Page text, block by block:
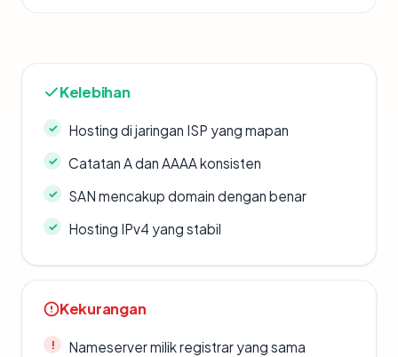
Kelebihan
Hosting di jaringan ISP yang mapan
Catatan A dan AAAA konsisten
SAN mencakup domain dengan benar
Hosting IPv4 yang stabil
Kekurangan
Nameserver milik registrar yang sama